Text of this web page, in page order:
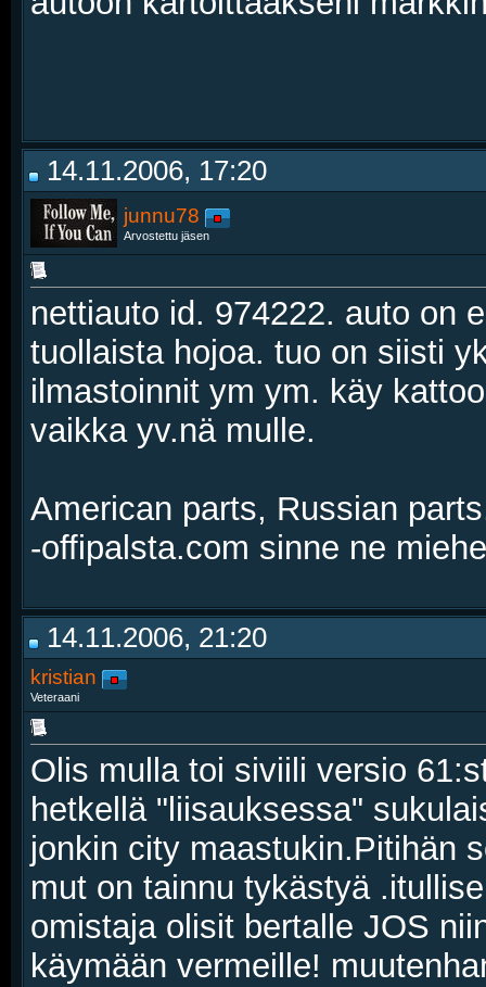
14.11.2006, 17:20
junnu78
Arvostettu jäsen
nettiauto id. 974222. auto on
tuollaista hojoa. tuo on siisti
ilmastoinnit ym ym. käy
vaikka yv.nä mulle.
American parts, Russian
-offipalsta.com sinne ne
14.11.2006, 21:20
kristian
Veteraani
Olis mulla toi siviili versio
hetkellä "liisauksessa"
jonkin city maastukin.Pitihän
mut on tainnu tykästyä
omistaja olisit bertalle JOS
käymään vermeille!